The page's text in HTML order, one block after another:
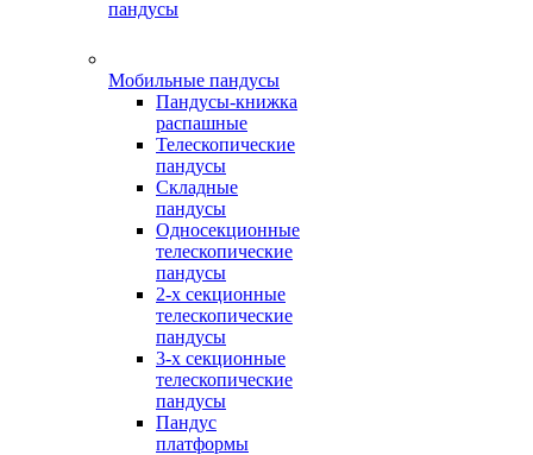
пандусы
Мобильные пандусы
Пандусы-книжка
распашные
Телескопические
пандусы
Складные
пандусы
Односекционные
телескопические
пандусы
2-х секционные
телескопические
пандусы
3-х секционные
телескопические
пандусы
Пандус
платформы